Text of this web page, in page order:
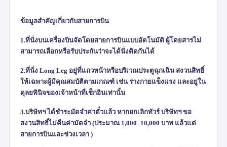
ข้อมูลสำคัญเกี่ยวกับสายการบิน
1.ที่นั่งบนเครื่องบินจัดโดยสายการบินแบบอัตโนมัติ ผู้โดยสารไม่
สามารถเลือกหรือรับประกันว่าจะได้นั่งติดกันได้
2.ที่นั่ง Long Leg อยู่ที่แถวหน้าหรือบริเวณประตูฉุกเฉิน สงวนสิทธิ์
ให้เฉพาะผู้มีคุณสมบัติตามเกณฑ์ เช่น ร่างกายแข็งแรง และอยู่ใน
ดุลยพินิจของเจ้าหน้าที่เช็กอินเท่านั้น
3.บริษัทฯ ได้ชำระมัดจำค่าตั๋วแล้ว หากยกเลิกทัวร์ บริษัทฯ ขอ
สงวนสิทธิ์ไม่คืนค่ามัดจำ (ประมาณ 1,000–10,000 บาท แล้วแต่
สายการบินและช่วงเวลา )